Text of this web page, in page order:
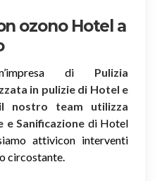
ozono Hotel a
di Pulizia
in pulizie di Hotel e
nostro team utilizza
e Sanificazione di Hotel
attivicon interventi
circostante.